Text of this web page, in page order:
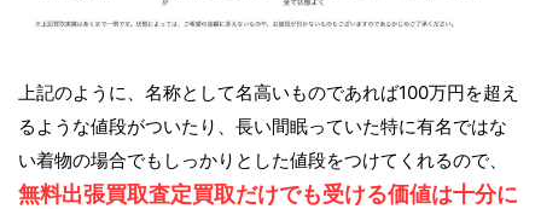
上記のように、名称として名高いものであれば100万円を超え
るような値段がついたり、長い間眠っていた特に有名ではな
い着物の場合でもしっかりとした値段をつけてくれるので、
無料出張買取査定買取だけでも受ける価値は十分に